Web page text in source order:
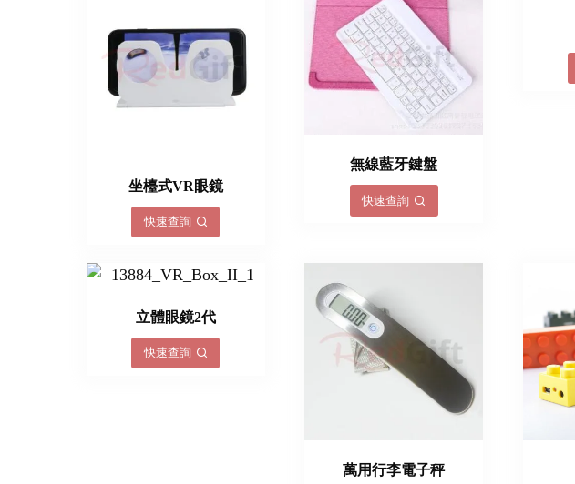
坐檯式VR眼鏡
快速查詢
無線藍牙鍵盤
快速查詢
立體眼鏡2代
快速查詢
萬用行李電子秤